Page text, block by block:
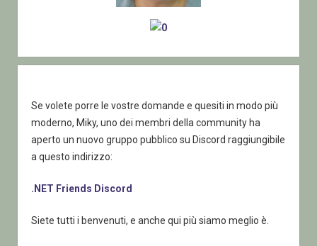
Se volete porre le vostre domande e quesiti in modo più
moderno, Miky, uno dei membri della community ha
aperto un nuovo gruppo pubblico su Discord raggiungibile
a questo indirizzo:
.NET Friends Discord
Siete tutti i benvenuti, e anche qui più siamo meglio è.